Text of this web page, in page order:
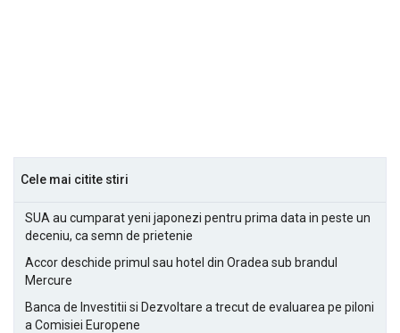
Cele mai citite stiri
SUA au cumparat yeni japonezi pentru prima data in peste un
deceniu, ca semn de prietenie
Accor deschide primul sau hotel din Oradea sub brandul
Mercure
Banca de Investitii si Dezvoltare a trecut de evaluarea pe piloni
a Comisiei Europene